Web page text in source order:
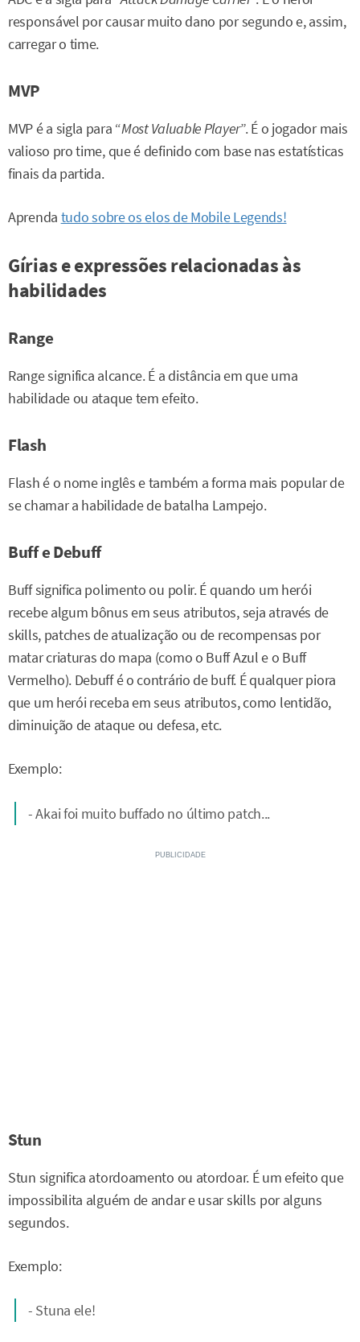
responsável por causar muito dano por segundo e, assim,
carregar o time.
MVP
MVP é a sigla para “Most Valuable Player”. É o jogador mais
valioso pro time, que é definido com base nas estatísticas
finais da partida.
Aprenda tudo sobre os elos de Mobile Legends!
Gírias e expressões relacionadas às
habilidades
Range
Range significa alcance. É a distância em que uma
habilidade ou ataque tem efeito.
Flash
Flash é o nome inglês e também a forma mais popular de
se chamar a habilidade de batalha Lampejo.
Buff e Debuff
Buff significa polimento ou polir. É quando um herói
recebe algum bônus em seus atributos, seja através de
skills, patches de atualização ou de recompensas por
matar criaturas do mapa (como o Buff Azul e o Buff
Vermelho). Debuff é o contrário de buff. É qualquer piora
que um herói receba em seus atributos, como lentidão,
diminuição de ataque ou defesa, etc.
Exemplo:
- Akai foi muito buffado no último patch...
Stun
Stun significa atordoamento ou atordoar. É um efeito que
impossibilita alguém de andar e usar skills por alguns
segundos.
Exemplo:
- Stuna ele!